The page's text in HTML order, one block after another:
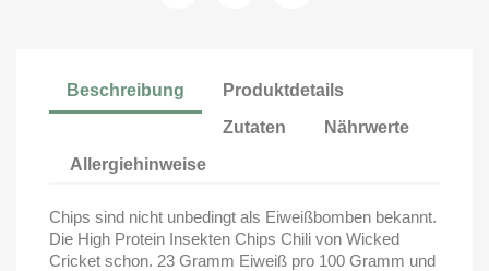
Beschreibung
Produktdetails
Zutaten
Nährwerte
Allergiehinweise
Chips sind nicht unbedingt als Eiweißbomben bekannt.
Die High Protein Insekten Chips Chili von Wicked
Cricket schon. 23 Gramm Eiweiß pro 100 Gramm und